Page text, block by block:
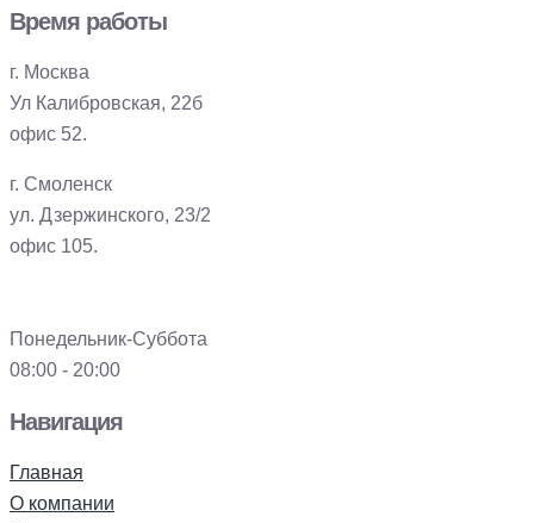
Время работы
г. Москва
Ул Калибровская, 22б
офис 52.
г. Смоленск
ул. Дзержинского, 23/2
офис 105.
Понедельник-Суббота
08:00 - 20:00
Навигация
Главная
О компании